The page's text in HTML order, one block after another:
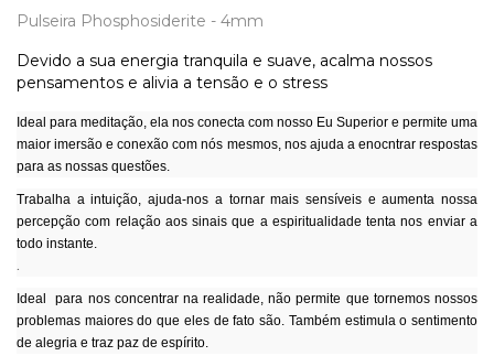
Pulseira Phosphosiderite - 4mm
Devido a sua energia tranquila e suave, acalma nossos
pensamentos e alivia a tensão e o stress
Ideal para meditação, ela nos conecta com nosso Eu Superior e permite uma
maior imersão e conexão com nós mesmos, nos ajuda a enocntrar respostas
para as nossas questões.
Trabalha a intuição, ajuda-nos a tornar mais sensíveis e aumenta nossa
percepção com relação aos sinais que a espiritualidade tenta nos enviar a
todo instante.
Ideal para nos concentrar na realidade, não permite que tornemos nossos
problemas maiores do que eles de fato são. Também estimula o sentimento
de alegria e traz paz de espírito.